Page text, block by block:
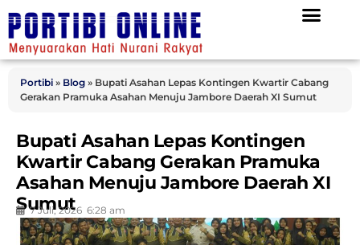
Portibi » Blog » Bupati Asahan Lepas Kontingen Kwartir Cabang
Gerakan Pramuka Asahan Menuju Jambore Daerah XI Sumut
Bupati Asahan Lepas Kontingen
Kwartir Cabang Gerakan Pramuka
Asahan Menuju Jambore Daerah XI
Sumut
7 Juli, 2026 6:28 am